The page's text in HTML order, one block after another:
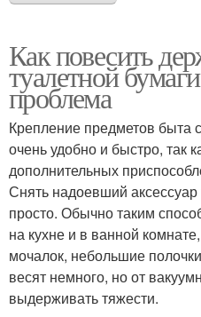
Как повесить
туалетной
проблема
Крепление предметов
очень удобно и быстро, так
дополнительных
Снять надоевший
просто. Обычно таким
на кухне и в ванной
мочалок, небольшие
весят немного, но от
выдерживать тяжести.